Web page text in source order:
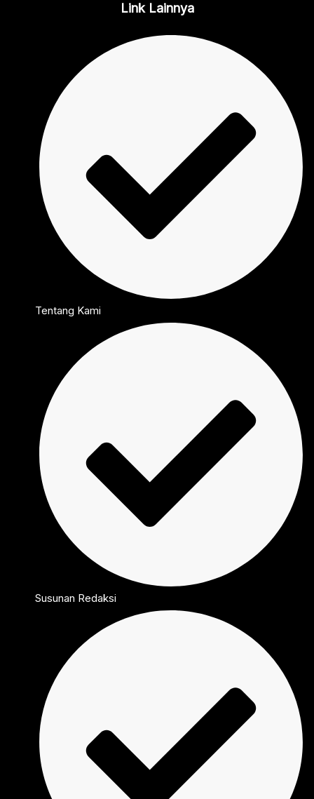
Link Lainnya
Tentang Kami
Susunan Redaksi